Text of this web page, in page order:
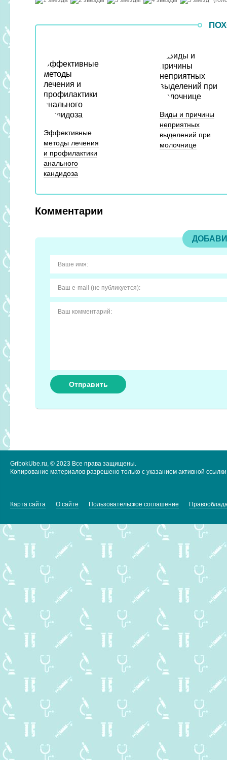
Эффективные
методы лечения
и профилактики
анального
кандидоза
Виды и причины
неприятных
выделений при
молочнице
Комментарии
GribokUbe.ru, © 2023 Все права защищены.
Копирование материалов разрешено только с указанием активной
Карта сайта О сайте Пользовательское соглашение